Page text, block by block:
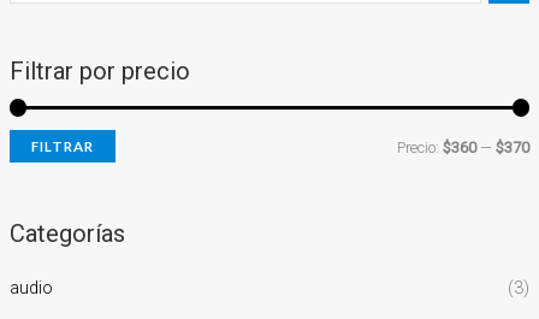
Filtrar por precio
FILTRAR Precio:$360—$370
Categorías
audio (3)